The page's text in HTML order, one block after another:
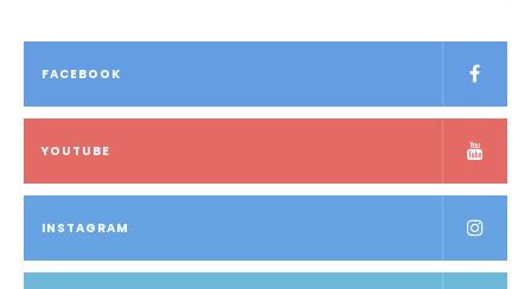
FACEBOOK
YOUTUBE
INSTAGRAM